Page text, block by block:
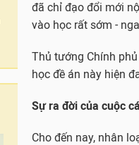
đã chỉ đạo đổi mới
vào học rất sớm -
Thủ tướng Chính
học đề án này hiện
Sự ra đời của cuộc
Cho đến nay, nhân